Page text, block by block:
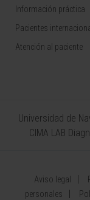
Información práctica
Pacientes
Atención al paciente
Universidad de
CIMA LAB
Aviso legal
personales